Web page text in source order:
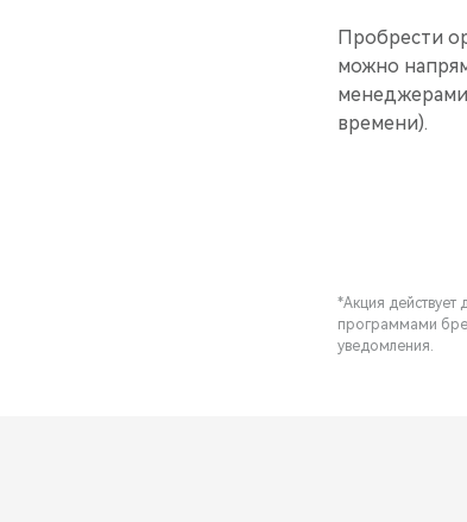
Пробрести
можно
времени).
*Акция действует
программами
уведомления.